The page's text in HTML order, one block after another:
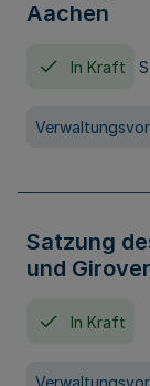
Aachen
In Kraft
Satzung
und
In Kraft